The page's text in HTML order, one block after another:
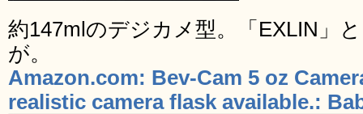
約147mlのデジカメ型。「EXLIN」
が。
Amazon.com: Bev-Cam 5 oz
realistic camera flask available.: